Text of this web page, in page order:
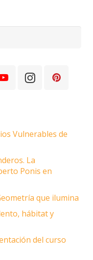
Vulnerables de
La
Ponis en
que ilumina
hábitat y
del curso